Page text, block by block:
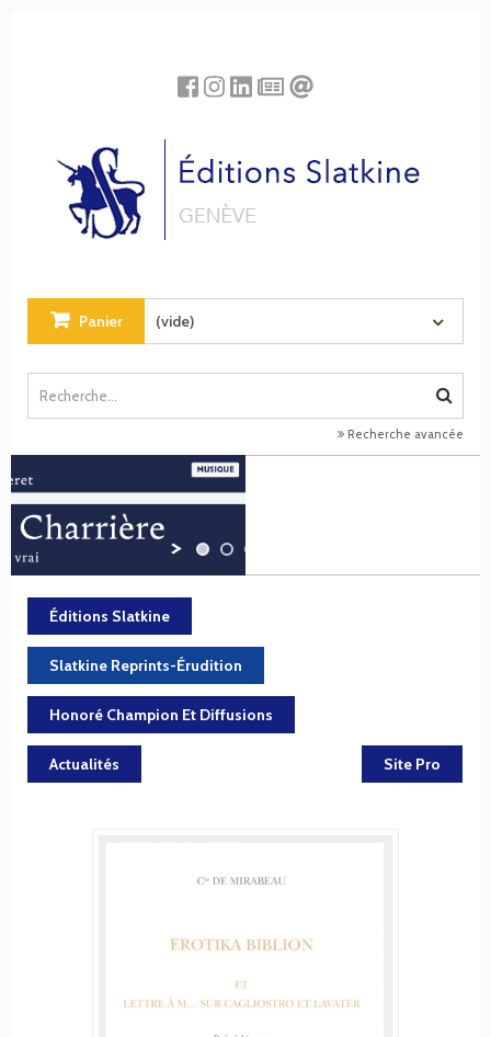
Panier (vide)
Recherche avancée
Éditions Slatkine
Slatkine Reprints-Érudition
Honoré Champion Et Diffusions
Actualités Site Pro